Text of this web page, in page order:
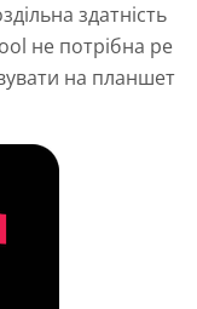
здатність
не потрібна ре
на планшет